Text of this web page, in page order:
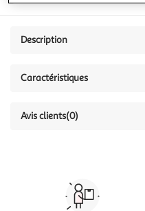
Description
Caractéristiques
Avis clients(0)